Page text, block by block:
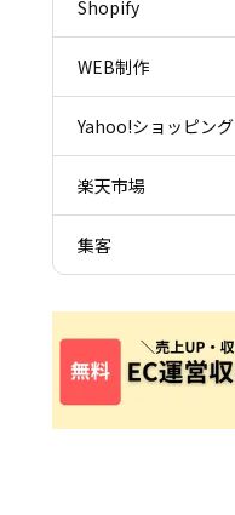
Shopify
WEB制作
Yahoo!ショッピング
楽天市場
集客